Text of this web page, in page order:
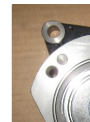
Contact